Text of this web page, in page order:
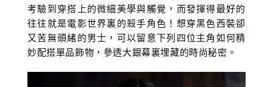
考驗到穿搭上的微細美學與觸覺，而發揮得最好的
往往就是電影世界裏的殺手角色！想穿黑色西裝卻
又苦無頭緒的男士，可以留意下列四位主角如何精
妙配搭單品飾物，參透大銀幕裏埋藏的時尚秘密。